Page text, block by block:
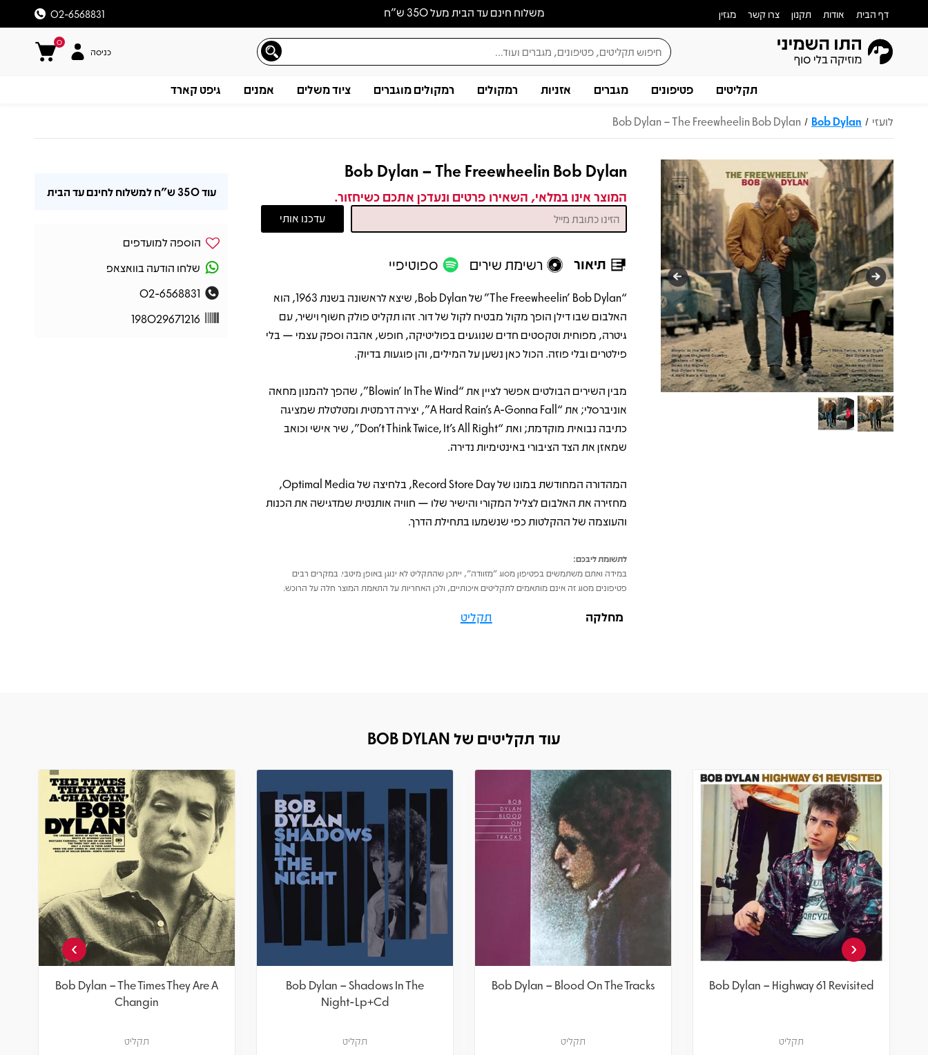
משלוח חינם עד הבית מעל 350 ש״ח דף הבית אודות תקנון צרו קשר מגזין 02-6568831
0
כניסה
תקליטים פטיפונים מגברים אזניות רמקולים רמקולים מוגברים ציוד משלים אמנים גיפט קארד
לועזי /
Bob Dylan
/
Bob Dylan – The Freewheelin Bob Dylan
Bob Dylan – The Freewheelin Bob Dylan
המוצר אינו במלאי, השאירו פרטים ונעדכן אתכם כשיחזור.
תיאור רשימת שירים ספוטיפיי
תיאור
“The Freewheelin’ Bob Dylan” של Bob Dylan, שיצא לראשונה בשנת 1963, הוא
האלבום שבו דילן הופך מקול מבטיח לקול של דור. זהו תקליט פולק חשוף וישיר, עם
גיטרה, מפוחית וטקסטים חדים שנוגעים בפוליטיקה, חופש, אהבה וספק עצמי — בלי
פילטרים ובלי פוזה. הכול כאן נשען על המילים, והן פוגעות בדיוק.
מבין השירים הבולטים אפשר לציין את “Blowin’ In The Wind”, שהפך להמנון מחאה
אוניברסלי; את “A Hard Rain’s A-Gonna Fall”, יצירה דרמטית ומטלטלת שמציגה
כתיבה נבואית מוקדמת; ואת “Don’t Think Twice, It’s All Right”, שיר אישי וכואב
שמאזן את הצד הציבורי באינטימיות נדירה.
המהדורה המחודשת במונו של Record Store Day, בלחיצה של Optimal Media,
מחזירה את האלבום לצליל המקורי והישיר שלו — חוויה אותנטית שמדגישה את הכנות
והעוצמה של ההקלטות כפי שנשמעו בתחילת הדרך.
לתשומת ליבכם:
במידה ואתם משתמשים בפטיפון מסוג "מזוודה", ייתכן שהתקליט לא ינוגן באופן מיטבי. במקרים רבים
פטיפונים מסוג זה אינם מותאמים לתקליטים איכותיים, ולכן האחריות על התאמת המוצר חלה על הרוכש.
מחלקה תקליט
עוד350 ש"ח למשלוח לחינם עד הבית
הוספה למועדפים
שלחו הודעה בוואצאפ
02-6568831
198029671216
עוד תקליטים של BOB DYLAN
Bob Dylan – Highway 61 Revisited
תקליט
Bob Dylan – Blood On The Tracks
תקליט
Bob Dylan – Shadows In The
Night-Lp+Cd
תקליט
Bob Dylan – The Times They Are A
Changin
תקליט
‹
›